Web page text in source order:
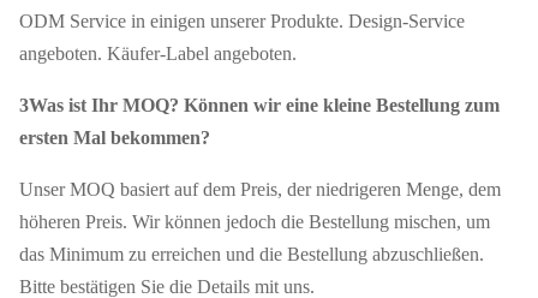
ODM Service in einigen unserer Produkte. Design-Service
angeboten. Käufer-Label angeboten.
3Was ist Ihr MOQ? Können wir eine kleine Bestellung zum
ersten Mal bekommen?
Unser MOQ basiert auf dem Preis, der niedrigeren Menge, dem
höheren Preis. Wir können jedoch die Bestellung mischen, um
das Minimum zu erreichen und die Bestellung abzuschließen.
Bitte bestätigen Sie die Details mit uns.